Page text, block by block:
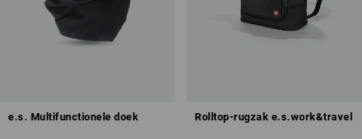
e.s. Multifunctionele doek Rolltop-rugzak e.s.work&travel